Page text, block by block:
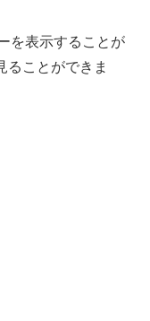
を表示することが
ることができま